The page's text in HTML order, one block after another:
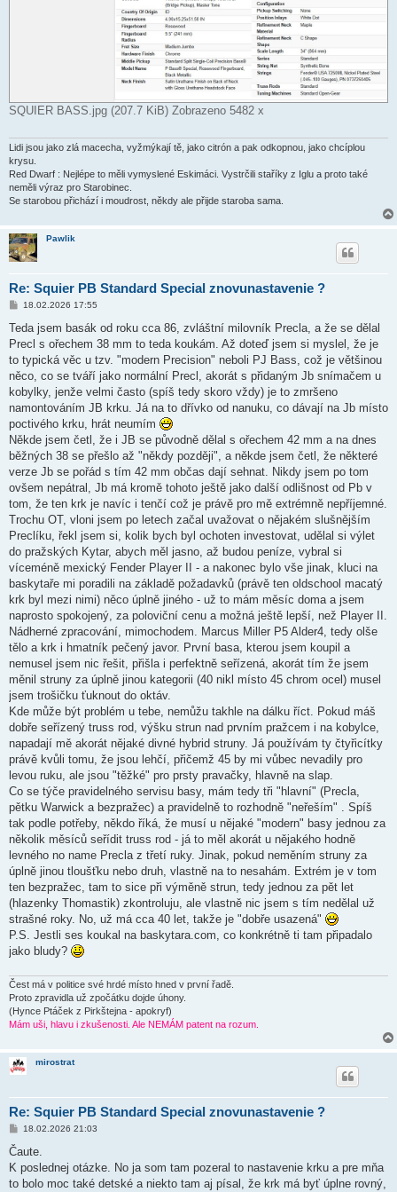
SQUIER BASS.jpg (207.7 KiB) Zobrazeno 5482 x
Lidi jsou jako zlá macecha, vyžmýkají tě, jako citrón a pak odkopnou, jako chcíplou
krysu.
Red Dwarf : Nejlépe to měli vymyslené Eskimáci. Vystrčili staříky z Iglu a proto také
neměli výraz pro Starobinec.
Se starobou přichází i moudrost, někdy ale přijde staroba sama.
Pawlik
Re: Squier PB Standard Special znovunastavenie ?
P
í
p
ě
e
k
18.02.2026 17:55
Teda jsem basák od roku cca 86, zvláštní milovník Precla, a že se dělal
Precl s ořechem 38 mm to teda koukám. Až doteď jsem si myslel, že je
to typická věc u tzv. "modern Precision" neboli PJ Bass, což je většinou
něco, co se tváří jako normální Precl, akorát s přidaným Jb snímačem u
kobylky, jenže velmi často (spíš tedy skoro vždy) je to zmršeno
namontováním JB krku. Já na to dřívko od nanuku, co dávají na Jb místo
poctivého krku, hrát neumím
Někde jsem četl, že i JB se původně dělal s ořechem 42 mm a na dnes
běžných 38 se přešlo až "někdy později", a někde jsem četl, že některé
verze Jb se pořád s tím 42 mm občas dají sehnat. Nikdy jsem po tom
ovšem nepátral, Jb má kromě tohoto ještě jako další odlišnost od Pb v
tom, že ten krk je navíc i tenčí což je právě pro mě extrémně nepříjemné.
Trochu OT, vloni jsem po letech začal uvažovat o nějakém slušnějším
Preclíku, řekl jsem si, kolik bych byl ochoten investovat, udělal si výlet
do pražských Kytar, abych měl jasno, až budou peníze, vybral si
víceméně mexický Fender Player II - a nakonec bylo vše jinak, kluci na
baskytaře mi poradili na základě požadavků (právě ten oldschool macatý
krk byl mezi nimi) něco úplně jiného - už to mám měsíc doma a jsem
naprosto spokojený, za poloviční cenu a možná ještě lepší, než Player II.
Nádherné zpracování, mimochodem. Marcus Miller P5 Alder4, tedy olše
tělo a krk i hmatník pečený javor. První basa, kterou jsem koupil a
nemusel jsem nic řešit, přišla i perfektně seřízená, akorát tím že jsem
měnil struny za úplně jinou kategorii (40 nikl místo 45 chrom ocel) musel
jsem trošičku ťuknout do oktáv.
Kde může být problém u tebe, nemůžu takhle na dálku říct. Pokud máš
dobře seřízený truss rod, výšku strun nad prvním pražcem i na kobylce,
napadají mě akorát nějaké divné hybrid struny. Já používám ty čtyřicítky
právě kvůli tomu, že jsou lehčí, přičemž 45 by mi vůbec nevadily pro
levou ruku, ale jsou "těžké" pro prsty pravačky, hlavně na slap.
Co se týče pravidelného servisu basy, mám tedy tři "hlavní" (Precla,
pětku Warwick a bezpražec) a pravidelně to rozhodně "neřeším" . Spíš
tak podle potřeby, někdo říká, že musí u nějaké "modern" basy jednou za
několik měsíců seřídit truss rod - já to měl akorát u nějakého hodně
levného no name Precla z třetí ruky. Jinak, pokud neměním struny za
úplně jinou tloušťku nebo druh, vlastně na to nesahám. Extrém je v tom
ten bezpražec, tam to sice při výměně strun, tedy jednou za pět let
(hlazenky Thomastik) zkontroluju, ale vlastně nic jsem s tím nedělal už
strašné roky. No, už má cca 40 let, takže je "dobře usazená"
P.S. Jestli ses koukal na baskytara.com, co konkrétně ti tam připadalo
jako bludy?
Čest má v politice své hrdé místo hned v první řadě.
Proto zpravidla už zpočátku dojde úhony.
(Hynce Ptáček z Pirkštejna - apokryf)
Mám uši, hlavu i zkušenosti. Ale NEMÁM patent na rozum.
mirostrat
Re: Squier PB Standard Special znovunastavenie ?
P
í
p
ě
18.02.2026 21:03
Čaute.
K poslednej otázke. No ja som tam pozeral to nastavenie krku a pre mňa
to bolo moc také detské a niekto tam aj písal, že krk má byť úplne rovný,